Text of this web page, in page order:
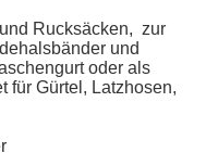
Rucksäcken, zur
und
oder als
für Gürtel, Latzhosen,